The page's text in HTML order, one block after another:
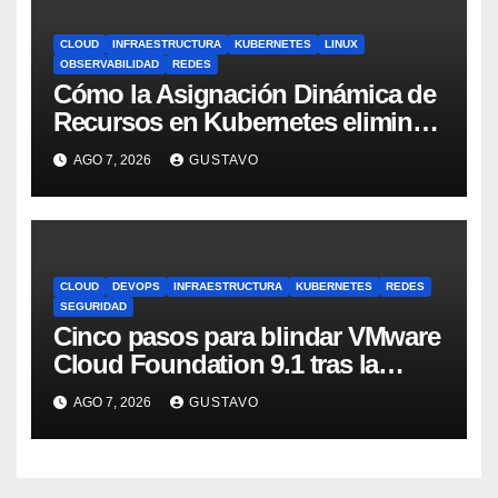
CLOUD INFRAESTRUCTURA KUBERNETES
LINUX
OBSERVABILIDAD
REDES
Cómo la Asignación Dinámica de
Recursos en Kubernetes elimina
el dolor con GPUs
AGO 7, 2026 GUSTAVO
CLOUD DEVOPS INFRAESTRUCTURA KUBERNETES
REDES
SEGURIDAD
Cinco pasos para blindar VMware
Cloud Foundation 9.1 tras la
actualización
AGO 7, 2026 GUSTAVO